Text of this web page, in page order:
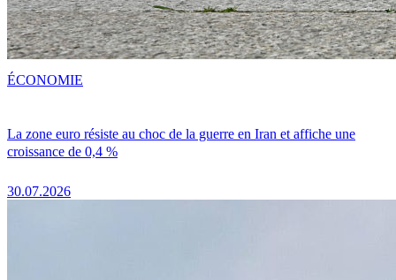
La zone euro résiste au choc de la guerre en Iran et affiche une
croissance de 0,4 %
30.07.2026
ÉCONOMIE